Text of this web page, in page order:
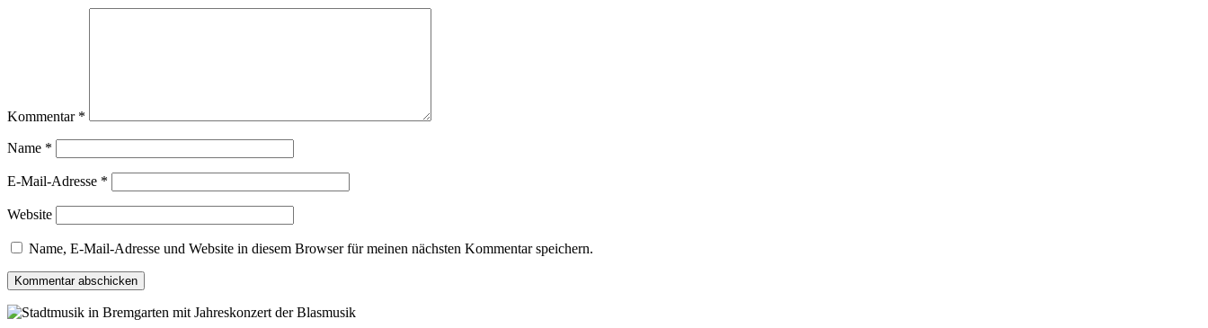
Kommentar *
Name *
E-Mail-Adresse *
Website
Name, E-Mail-Adresse und Website in diesem Browser für meinen nächsten Kommentar speichern.